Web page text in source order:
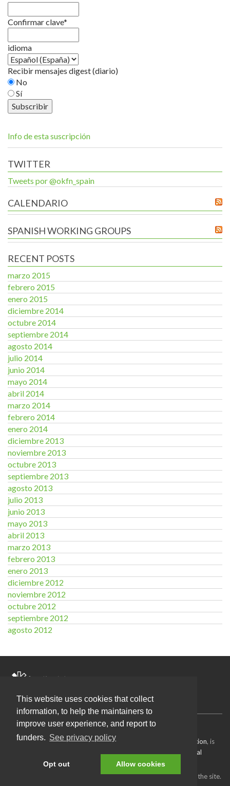
This website uses cookies that collect
information, to help the maintainers to
improve user experience, and report to
funders. See privacy policy
Opt out Allow cookies
Confirmar clave*
idioma
Recibir mensajes digest (diario)
No
Sí
Info de esta suscripción
TWITTER
Tweets por @okfn_spain
CALENDARIO
SPANISH WORKING GROUPS
RECENT POSTS
marzo 2015
febrero 2015
enero 2015
diciembre 2014
octubre 2014
septiembre 2014
agosto 2014
julio 2014
junio 2014
mayo 2014
abril 2014
marzo 2014
febrero 2014
enero 2014
diciembre 2013
noviembre 2013
octubre 2013
septiembre 2013
agosto 2013
julio 2013
junio 2013
mayo 2013
abril 2013
marzo 2013
febrero 2013
enero 2013
diciembre 2012
noviembre 2012
octubre 2012
septiembre 2012
agosto 2012
Activities OKFN Spain
Source codeavailable under the MIT license.
Content on this site, made by
Open Knowledge Foundation, is
Creative Commons Attribution 4.0 International
for attributions of other work on the site.